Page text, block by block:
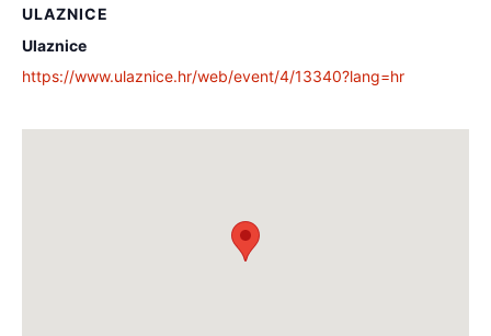
ULAZNICE
Ulaznice
https://www.ulaznice.hr/web/event/4/13340?lang=hr